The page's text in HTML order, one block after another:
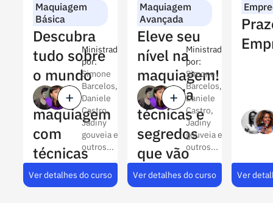
Maquiagem
Básica
Descubra
tudo sobre
o mundo
da
maquiagem
com
técnicas
profissionais.
Ministrado
por:
Simone
Barcelos,
Daniele
Castro,
Jadiny
gouveia e
outros...
Ver detalhes do curso
Maquiagem
Avançada
Eleve seu
nível na
maquiagem!
Aprenda
técnicas e
segredos
que vão
transformar
sua
Ministrado
por:
Simone
Barcelos,
Daniele
Castro,
Jadiny
gouveia e
outros...
Ver detalhes do curso Ver